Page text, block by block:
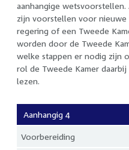
aanhangige
zijn voorstellen voor
regering of een Tweede
worden door de Tweede
welke stappen er nodig zijn
rol de Tweede Kamer
lezen.
Aanhangig 4
Voorbereiding